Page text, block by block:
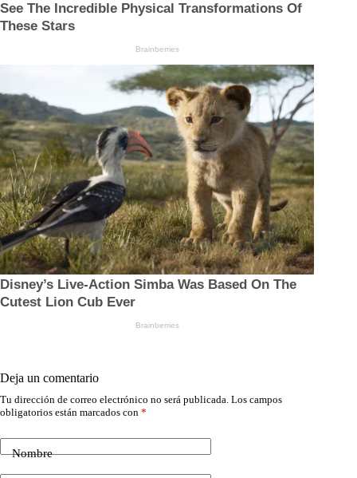
Deja un comentario
Tu dirección de correo electrónico no será publicada. Los campos
obligatorios están marcados con *
Nombre